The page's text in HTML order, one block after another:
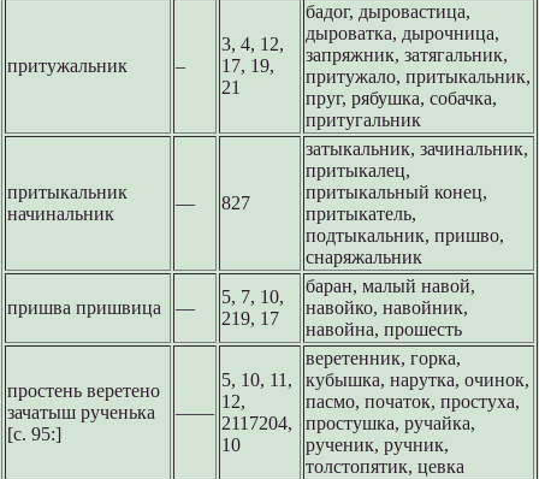
притужальник –
3, 4, 12,
17, 19,
21
бадог, дыровастица,
дыроватка, дырочница,
запряжник, затягальник,
притужало, притыкальник,
пруг, рябушка, собачка,
притугальник
притыкальник
начинальник
–– 827
затыкальник, зачинальник,
притыкалец,
притыкальный конец,
притыкатель,
подтыкальник, пришво,
снаряжальник
пришва пришвица ––
5, 7, 10,
219, 17
баран, малый навой,
навойко, навойник,
навойна, прошесть
простень веретено
зачатыш рученька
[с. 95:]
––––
5, 10, 11,
12,
2117204,
10
веретенник, горка,
кубышка, нарутка, очинок,
пасмо, початок, простуха,
простушка, ручайка,
рученик, ручник,
толстопятик, цевка